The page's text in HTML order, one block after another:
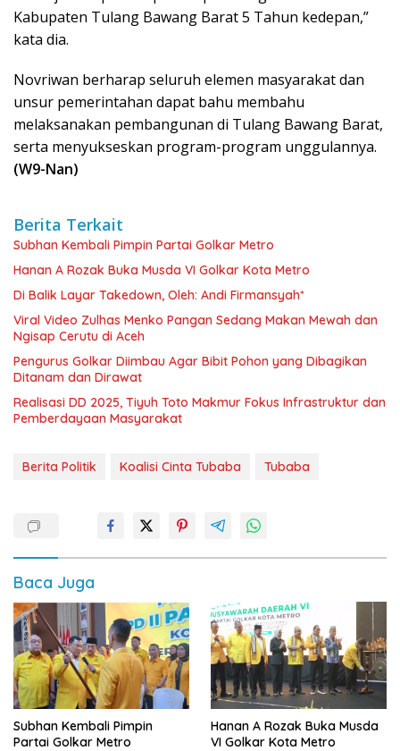
Kabupaten Tulang Bawang Barat 5 Tahun kedepan,”
kata dia.
Novriwan berharap seluruh elemen masyarakat dan
unsur pemerintahan dapat bahu membahu
melaksanakan pembangunan di Tulang Bawang Barat,
serta menyukseskan program-program unggulannya.
(W9-Nan)
Berita Terkait
Subhan Kembali Pimpin Partai Golkar Metro
Hanan A Rozak Buka Musda VI Golkar Kota Metro
Di Balik Layar Takedown, Oleh: Andi Firmansyah*
Viral Video Zulhas Menko Pangan Sedang Makan Mewah dan
Ngisap Cerutu di Aceh
Pengurus Golkar Diimbau Agar Bibit Pohon yang Dibagikan
Ditanam dan Dirawat
Realisasi DD 2025, Tiyuh Toto Makmur Fokus Infrastruktur dan
Pemberdayaan Masyarakat
Berita Politik Koalisi Cinta Tubaba Tubaba
Baca Juga
Subhan Kembali Pimpin
Partai Golkar Metro
Hanan A Rozak Buka Musda
VI Golkar Kota Metro